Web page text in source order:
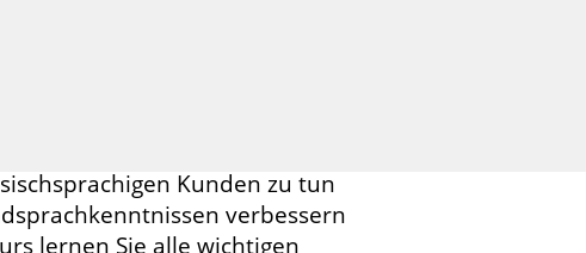
Kunden zu tun
verbessern
lernen Sie alle wichtigen